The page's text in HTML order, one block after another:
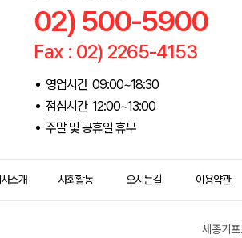
02) 500-5900
Fax : 02) 2265-4153
영업시간 09:00~18:30
점심시간 12:00~13:00
주말 및 공휴일 휴무
소개 사회활동 오시는길 이용약관
세종기